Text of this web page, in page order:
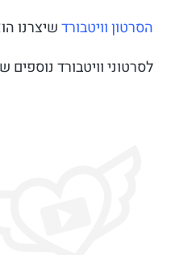
הסרטון וויטבורדשיצרנו
לסרטוני וויטבורד נוספים